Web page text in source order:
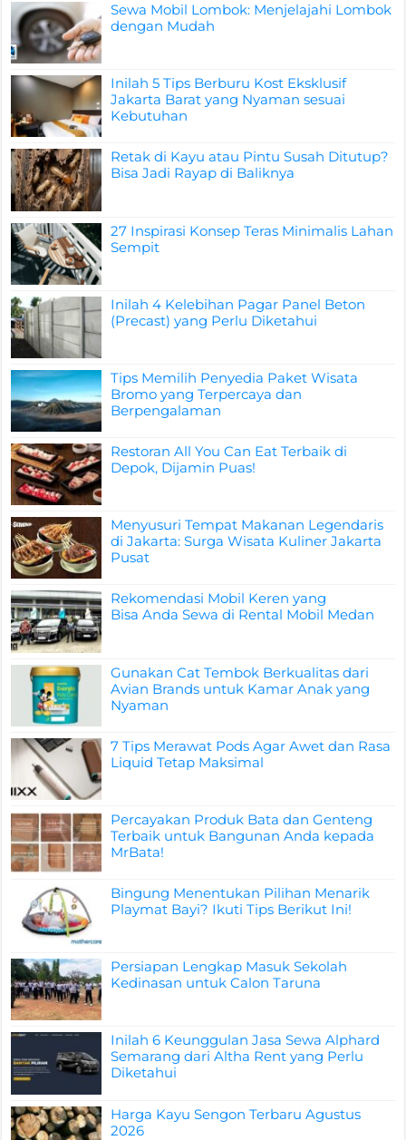
Sewa Mobil Lombok: Menjelajahi Lombok
dengan Mudah
Inilah 5 Tips Berburu Kost Eksklusif
Jakarta Barat yang Nyaman sesuai
Kebutuhan
Retak di Kayu atau Pintu Susah Ditutup?
Bisa Jadi Rayap di Baliknya
27 Inspirasi Konsep Teras Minimalis Lahan
Sempit
Inilah 4 Kelebihan Pagar Panel Beton
(Precast) yang Perlu Diketahui
Tips Memilih Penyedia Paket Wisata
Bromo yang Terpercaya dan
Berpengalaman
Restoran All You Can Eat Terbaik di
Depok, Dijamin Puas!
Menyusuri Tempat Makanan Legendaris
di Jakarta: Surga Wisata Kuliner Jakarta
Pusat
Rekomendasi Mobil Keren yang
Bisa Anda Sewa di Rental Mobil Medan
Gunakan Cat Tembok Berkualitas dari
Avian Brands untuk Kamar Anak yang
Nyaman
7 Tips Merawat Pods Agar Awet dan Rasa
Liquid Tetap Maksimal
Percayakan Produk Bata dan Genteng
Terbaik untuk Bangunan Anda kepada
MrBata!
Bingung Menentukan Pilihan Menarik
Playmat Bayi? Ikuti Tips Berikut Ini!
Persiapan Lengkap Masuk Sekolah
Kedinasan untuk Calon Taruna
Inilah 6 Keunggulan Jasa Sewa Alphard
Semarang dari Altha Rent yang Perlu
Diketahui
Harga Kayu Sengon Terbaru Agustus
2026